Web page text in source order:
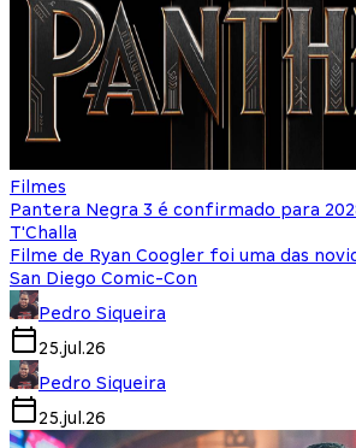
Filmes
Pantera Negra 3 é confirmado para
T'Challa
Filme de Ryan Coogler foi uma das
San Diego Comic-Con
Pedro Siqueira
25.jul.26
Pedro Siqueira
25.jul.26